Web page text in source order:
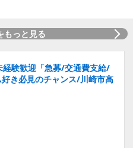
もっと見る
験歓迎「急募/交通費支給/
き必見のチャンス/川崎市高